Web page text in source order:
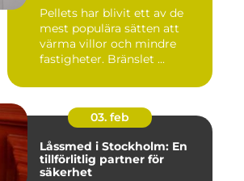
Pellets har blivit ett av de
mest populära sätten att
värma villor och mindre
fastigheter. Bränslet ...
03. feb
Låssmed i Stockholm: En
tillförlitlig partner för
säkerhet